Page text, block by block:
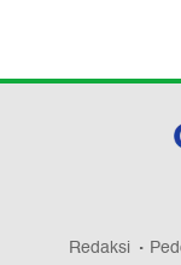
Redaksi